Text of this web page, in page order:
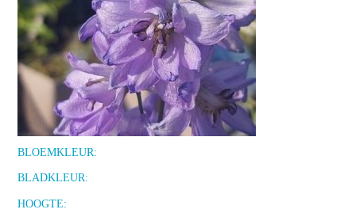
BLOEMKLEUR:
BLADKLEUR:
HOOGTE: